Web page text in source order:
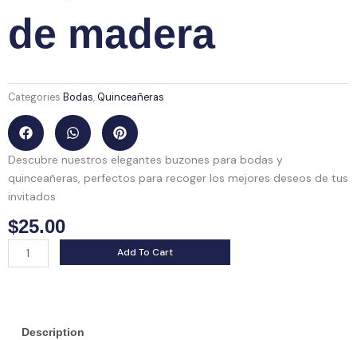
de madera
Categories Bodas, Quinceañeras
Descubre nuestros elegantes buzones para bodas y
quinceañeras, perfectos para recoger los mejores deseos de tus
invitados
$25.00
Alquiler
buzones
Add To Cart
Description